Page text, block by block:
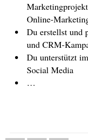
Online-
Du erstellst und
und CRM-
Du unterstützt
Social Media
…